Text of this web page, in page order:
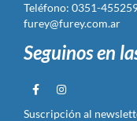
Teléfono: 0351-
furey@furey.com.ar
Seguinos en
Suscripción al